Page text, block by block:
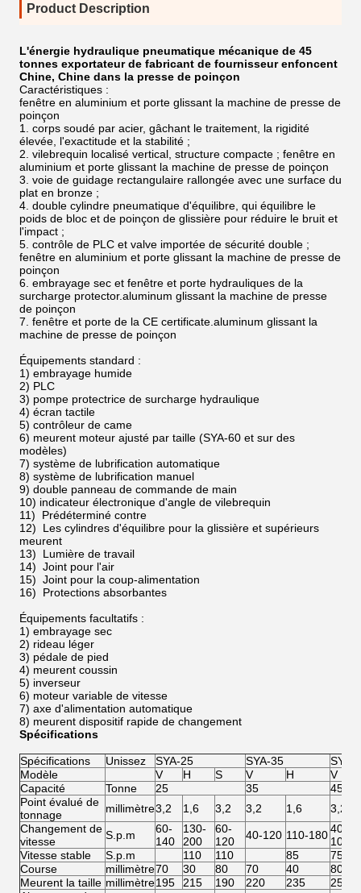
Product Description
L'énergie hydraulique pneumatique mécanique de 45
tonnes exportateur de fabricant de fournisseur enfoncent
Chine, Chine dans la presse de poinçon
Caractéristiques :
fenêtre en aluminium et porte glissant la machine de presse de
poinçon
1. corps soudé par acier, gâchant le traitement, la rigidité
élevée, l'exactitude et la stabilité ;
2. vilebrequin localisé vertical, structure compacte ; fenêtre en
aluminium et porte glissant la machine de presse de poinçon
3. voie de guidage rectangulaire rallongée avec une surface du
plat en bronze ;
4. double cylindre pneumatique d'équilibre, qui équilibre le
poids de bloc et de poinçon de glissière pour réduire le bruit et
l'impact ;
5. contrôle de PLC et valve importée de sécurité double ;
fenêtre en aluminium et porte glissant la machine de presse de
poinçon
6. embrayage sec et fenêtre et porte hydrauliques de la
surcharge protector.aluminum glissant la machine de presse
de poinçon
7. fenêtre et porte de la CE certificate.aluminum glissant la
machine de presse de poinçon
Équipements standard :
1) embrayage humide
2) PLC
3) pompe protectrice de surcharge hydraulique
4) écran tactile
5) contrôleur de came
6) meurent moteur ajusté par taille (SYA-60 et sur des
modèles)
7) système de lubrification automatique
8) système de lubrification manuel
9) double panneau de commande de main
10) indicateur électronique d'angle de vilebrequin
11) Prédéterminé contre
12) Les cylindres d'équilibre pour la glissière et supérieurs
meurent
13) Lumière de travail
14) Joint pour l'air
15) Joint pour la coup-alimentation
16) Protections absorbantes
Équipements facultatifs :
1) embrayage sec
2) rideau léger
3) pédale de pied
4) meurent coussin
5) inverseur
6) moteur variable de vitesse
7) axe d'alimentation automatique
8) meurent dispositif rapide de changement
Spécifications
Spécifications Unissez SYA-25 SYA-35
SYA-
Modèle
V H S V H
V
Capacité
Tonne 25 35
45
Point évalué de
tonnage
millimètre3,2 1,6 3,2 3,2 1,6
3,2
Changement de
vitesse
S.p.m
60-
140
130-
200
60-
120
40-120 110-18040-
100
Vitesse stable
S.p.m 110 110 85
75
Course
millimètre70 30 80 70 40
80
Meurent la taille millimètre195 215 190 220 235
250